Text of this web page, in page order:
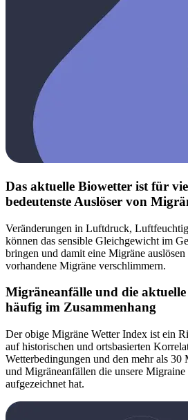
Das aktuelle Biowetter ist für
bedeutenste Auslöser von
Veränderungen in Luftdruck,
können das sensible Gleichgewicht im
bringen und damit eine Migräne auslösen
vorhandene Migräne verschlimmern.
Migräneanfälle und die
häufig im Zusammenhang
Der obige Migräne Wetter Index ist ein
auf historischen und ortsbasierten
Wetterbedingungen und den mehr als
und Migräneanfällen die unsere
aufgezeichnet hat.